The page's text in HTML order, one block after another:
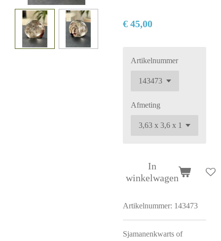
€ 45,00
Artikelnummer
Afmeting
In
winkelwagen
Artikelnummer: 143473
Sjamanenkwarts of